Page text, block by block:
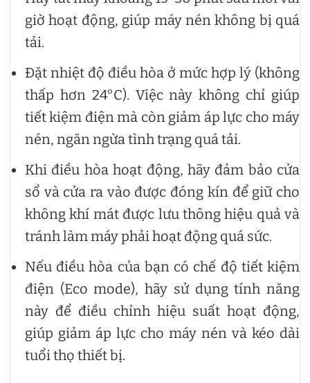
giờ hoạt động, giúp máy nén không bị quá
tải.
Đặt nhiệt độ điều hòa ở mức hợp lý (không
thấp hơn 24°C). Việc này không chỉ giúp
tiết kiệm điện mà còn giảm áp lực cho máy
nén, ngăn ngừa tình trạng quá tải.
Khi điều hòa hoạt động, hãy đảm bảo cửa
sổ và cửa ra vào được đóng kín để giữ cho
không khí mát được lưu thông hiệu quả và
tránh làm máy phải hoạt động quá sức.
Nếu điều hòa của bạn có chế độ tiết kiệm
điện (Eco mode), hãy sử dụng tính năng
này để điều chỉnh hiệu suất hoạt động,
giúp giảm áp lực cho máy nén và kéo dài
tuổi thọ thiết bị.